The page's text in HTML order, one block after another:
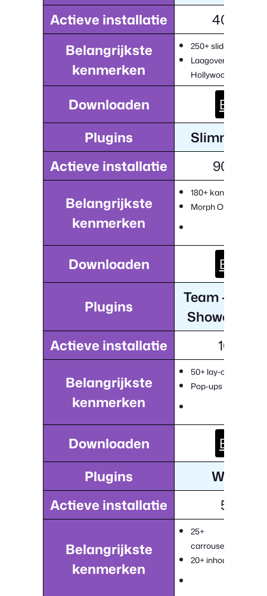
Actieve installatie
Belangrijkste
kenmerken
250+ slidersjablonen
Laagovergangen in
Hollywood-stijl
Downloaden
Bezoek
Plugins
Slimme
Actieve installatie
Belangrijkste
kenmerken
180+ kant-en-klare
Morph Overgangen
Downloaden Bezoek
Plugins
Team -
Showcase
Actieve installatie
10,000+
Belangrijkste
kenmerken
50+ lay-outvariaties
Pop-ups met
Downloaden
Bezoek
Plugins
WP-
Actieve installatie
5,000+
Belangrijkste
kenmerken
25+
20+ inhoudsposities